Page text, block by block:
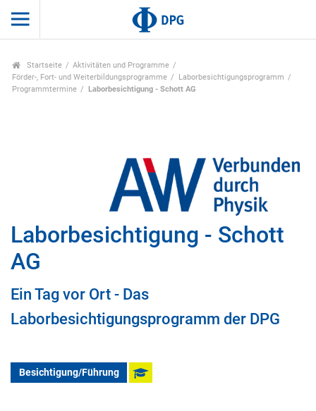
Startseite
Aktivitäten und Programme
Förder-, Fort- und Weiterbildungsprogramme
Laborbesichtigungsprogramm
Programmtermine
Laborbesichtigung - Schott AG
Laborbesichtigung - Schott
AG
Ein Tag vor Ort - Das
Laborbesichtigungsprogramm der DPG
Besichtigung/Führung